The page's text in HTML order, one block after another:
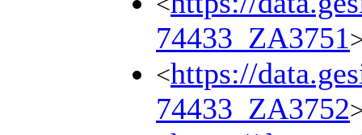
74433_ZA3751
<https://
74433_ZA3752